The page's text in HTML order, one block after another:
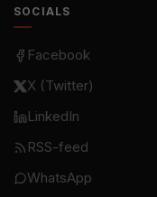
SOCIALS
Facebook
X (Twitter)
LinkedIn
RSS-feed
WhatsApp